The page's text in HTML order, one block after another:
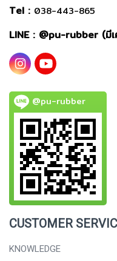
Tel : 038-443-865
LINE : @pu-rubber (มีเ
@pu-rubber
CUSTOMER
KNOWLEDGE